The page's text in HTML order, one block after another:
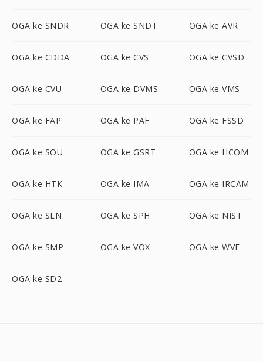
OGA ke SNDR OGA ke SNDT OGA ke AVR
OGA ke CDDA OGA ke CVS OGA ke CVSD
OGA ke CVU OGA ke DVMS OGA ke VMS
OGA ke FAP OGA ke PAF OGA ke FSSD
OGA ke SOU OGA ke GSRT OGA ke HCOM
OGA ke HTK OGA ke IMA OGA ke IRCAM
OGA ke SLN OGA ke SPH OGA ke NIST
OGA ke SMP OGA ke VOX OGA ke WVE
OGA ke SD2